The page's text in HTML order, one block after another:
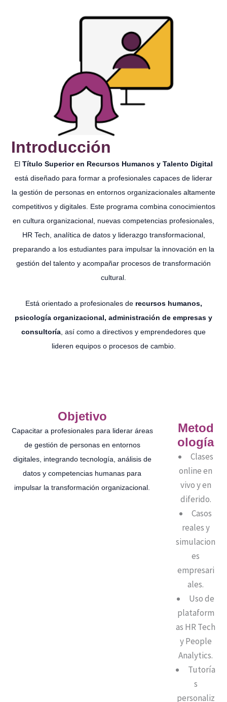
Introducción
El Título Superior en Recursos Humanos y Talento Digital
está diseñado para formar a profesionales capaces de liderar
la gestión de personas en entornos organizacionales altamente
competitivos y digitales. Este programa combina conocimientos
en cultura organizacional, nuevas competencias profesionales,
HR Tech, analítica de datos y liderazgo transformacional,
preparando a los estudiantes para impulsar la innovación en la
gestión del talento y acompañar procesos de transformación
cultural.
Está orientado a profesionales de recursos humanos,
psicología organizacional, administración de empresas y
consultoría , así como a directivos y emprendedores que
lideren equipos o procesos de cambio.
Objetivo
Capacitar a profesionales para liderar áreas
de gestión de personas en entornos
digitales, integrando tecnología, análisis de
datos y competencias humanas para
impulsar la transformación organizacional.
Metod
ología
Clases
online en
vivo y en
diferido.
Casos
reales y
simulacion
es
empresari
ales.
Uso de
plataform
as HR Tech
y People
Analytics.
Tutoría
s
personaliz